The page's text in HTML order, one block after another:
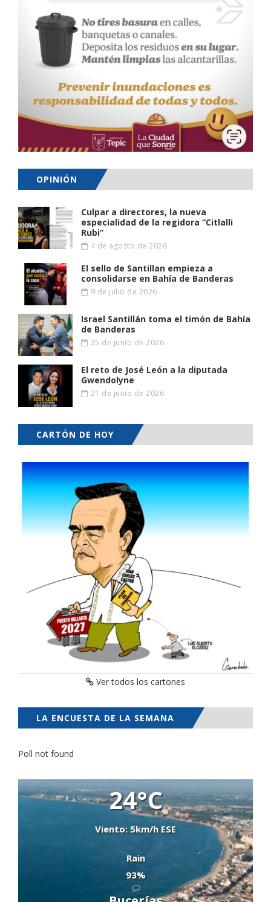
OPINIÓN
Culpar a directores, la nueva
especialidad de la regidora “Citlalli
Rubi”
4 de agosto de 2026
El sello de Santillan empieza a
consolidarse en Bahía de Banderas
9 de julio de 2026
Israel Santillán toma el timón de Bahía
de Banderas
25 de junio de 2026
El reto de José León a la diputada
Gwendolyne
21 de junio de 2026
CARTÓN DE HOY
Ver todos los cartones
LA ENCUESTA DE LA SEMANA
Poll not found
24°C
Viento: 5km/h ESE
Rain
93%